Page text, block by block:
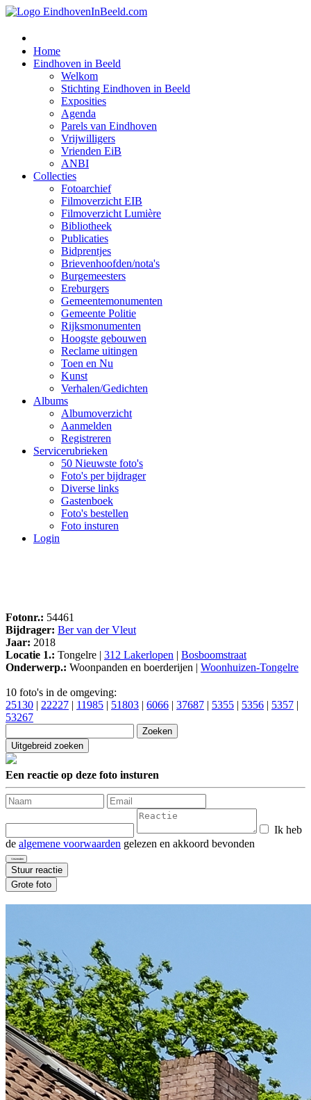
Home
Eindhoven in Beeld
Welkom
Stichting Eindhoven in Beeld
Exposities
Agenda
Parels van Eindhoven
Vrijwilligers
Vrienden EiB
ANBI
Collecties
Fotoarchief
Filmoverzicht EIB
Filmoverzicht Lumière
Bibliotheek
Publicaties
Bidprentjes
Brievenhoofden/nota's
Burgemeesters
Ereburgers
Gemeentemonumenten
Gemeente Politie
Rijksmonumenten
Hoogste gebouwen
Reclame uitingen
Toen en Nu
Kunst
Verhalen/Gedichten
Albums
Albumoverzicht
Aanmelden
Registreren
Servicerubrieken
50 Nieuwste foto's
Foto's per bijdrager
Diverse links
Gastenboek
Foto's bestellen
Foto insturen
Login
Fotonr.: 54461
Bijdrager: Ber van der Vleut
Jaar: 2018
Locatie 1.: Tongelre | 312 Lakerlopen | Bosboomstraat
Onderwerp.: Woonpanden en boerderijen | Woonhuizen-Tongelre
10 foto's in de omgeving:
25130 | 22227 | 11985 | 51803 | 6066 | 37687 | 5355 | 5356 | 5357 |
53267
Een reactie op deze foto insturen
Ik heb
de algemene voorwaarden gelezen en akkoord bevonden